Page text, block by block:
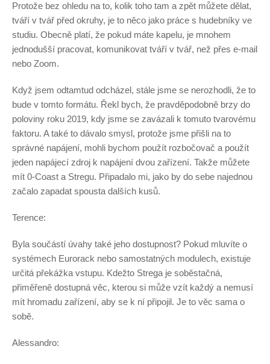
Protože bez ohledu na to, kolik toho tam a zpět můžete dělat,
tváří v tvář před okruhy, je to něco jako práce s hudebníky ve
studiu. Obecně platí, že pokud máte kapelu, je mnohem
jednodušší pracovat, komunikovat tváří v tvář, než přes e-mail
nebo Zoom.
Když jsem odtamtud odcházel, stále jsme se nerozhodli, že to
bude v tomto formátu. Řekl bych, že pravděpodobně brzy do
poloviny roku 2019, kdy jsme se zavázali k tomuto tvarovému
faktoru. A také to dávalo smysl, protože jsme přišli na to
správné napájení, mohli bychom použít rozbočovač a použít
jeden napájecí zdroj k napájení dvou zařízení. Takže můžete
mít 0-Coast a Stregu. Připadalo mi, jako by do sebe najednou
začalo zapadat spousta dalších kusů.
Terence:
Byla součástí úvahy také jeho dostupnost? Pokud mluvíte o
systémech Eurorack nebo samostatných modulech, existuje
určitá překážka vstupu. Kdežto Strega je soběstačná,
přiměřeně dostupná věc, kterou si může vzít každý a nemusí
mít hromadu zařízení, aby se k ní připojil. Je to věc sama o
sobě.
Alessandro: